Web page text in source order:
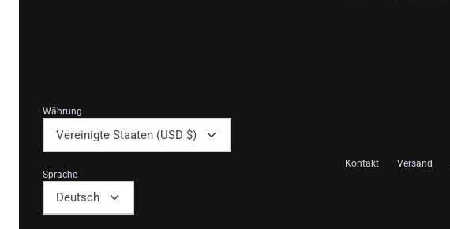
Kontakt Versand
Währung
Vereinigte Staaten (USD $)
Sprache
Deutsch